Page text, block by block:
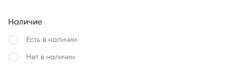
Наличие
Есть в наличии
Нет в наличии